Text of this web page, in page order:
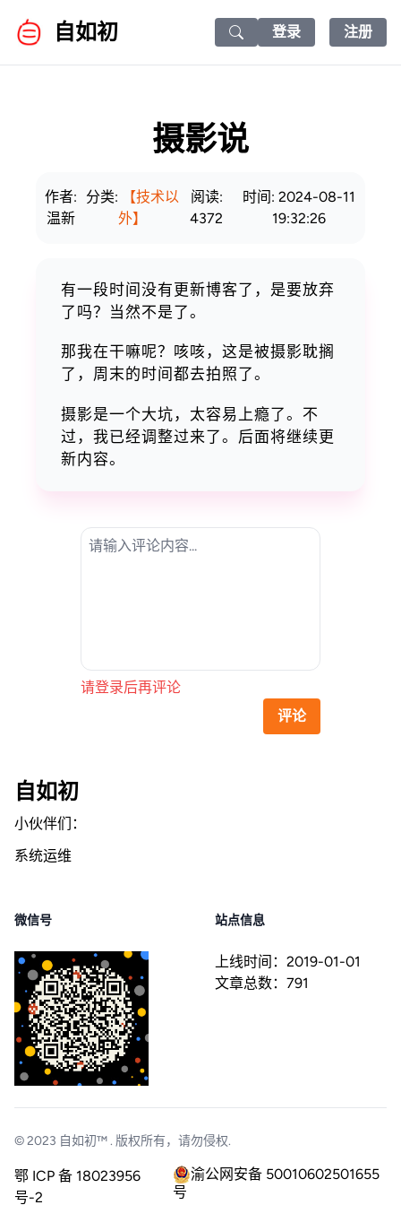
自如初
Search icon
登录 注册
摄影说
作者:
温新
分类:
【技术以
外】
阅读:
4372
时间: 2024-08-11
19:32:26
有一段时间没有更新博客了，是要放弃
了吗？当然不是了。
那我在干嘛呢？咳咳，这是被摄影耽搁
了，周末的时间都去拍照了。
摄影是一个大坑，太容易上瘾了。不
过，我已经调整过来了。后面将继续更
新内容。
请登录后再评论
评论
自如初
小伙伴们：
系统运维
微信号 站点信息
上线时间： 2019-01-01
文章总数： 791
© 2023 自如初™. 版权所有，请勿侵权.
鄂 ICP 备 18023956
号-2
渝公网安备 50010602501655
号